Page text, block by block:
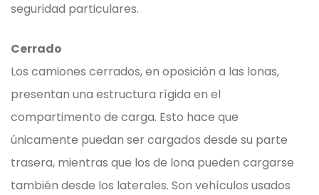
seguridad particulares.
Cerrado
Los camiones cerrados, en oposición a las lonas,
presentan una estructura rígida en el
compartimento de carga. Esto hace que
únicamente puedan ser cargados desde su parte
trasera, mientras que los de lona pueden cargarse
también desde los laterales. Son vehículos usados